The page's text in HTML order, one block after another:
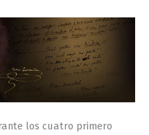
los cuatro primero